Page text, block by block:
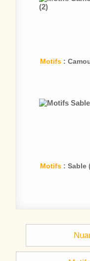
Motifs :
Motifs : Sable
Navigation